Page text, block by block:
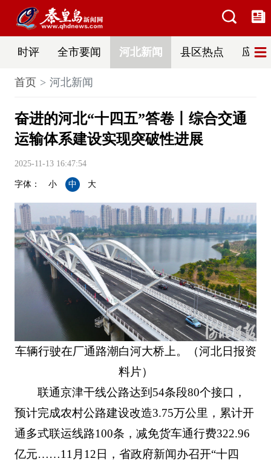
时评 全市要闻 河北新闻 县区热点 应急
首页 河北新闻
奋进的河北“十四五”答卷丨综合交通
运输体系建设实现突破性进展
2025-11-13 16:47:54
字体： 小 中 大
车辆行驶在厂通路潮白河大桥上。（河北日报资
料片）
联通京津干线公路达到54条段80个接口，
预计完成农村公路建设改造3.75万公里，累计开
通多式联运线路100条，减免货车通行费322.96
亿元……11月12日，省政府新闻办召开“十四